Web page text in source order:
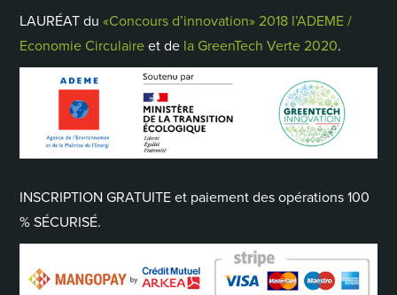
LAURÉAT du«Concours d’innovation» 2018 l’ADEME /
Economie Circulaireet de la GreenTech Verte 2020.
INSCRIPTION GRATUITE et paiement des opérations 100
% SÉCURISÉ.